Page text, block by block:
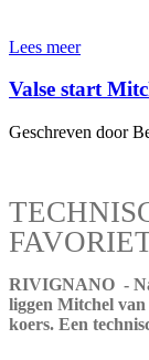
Lees meer
Valse start
Geschreven door
RIVIGNANO -
liggen Mitchel
koers. Een